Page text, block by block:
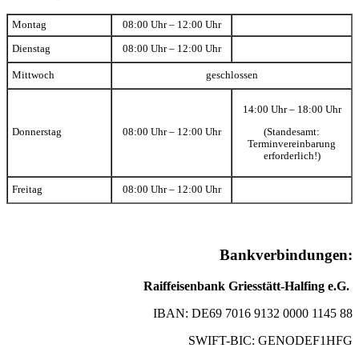
Montag 08:00 Uhr – 12:00 Uhr
Dienstag 08:00 Uhr – 12:00 Uhr
Mittwoch geschlossen
Donnerstag 08:00 Uhr – 12:00 Uhr
14:00 Uhr – 18:00 Uhr
(Standesamt:
Terminvereinbarung
erforderlich!)
Freitag 08:00 Uhr – 12:00 Uhr
Bankverbindungen:
Raiffeisenbank Griesstätt-Halfing e.G.
IBAN: DE69 7016 9132 0000 1145 88
SWIFT-BIC: GENODEF1HFG